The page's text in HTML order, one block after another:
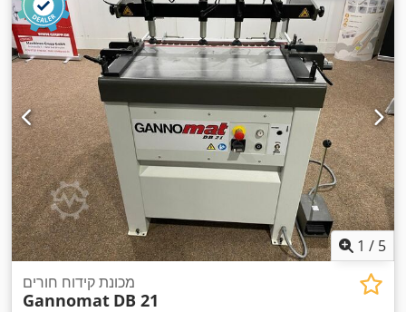
1 / 5
מכונת קידוח חורים
Gannomat DB 21